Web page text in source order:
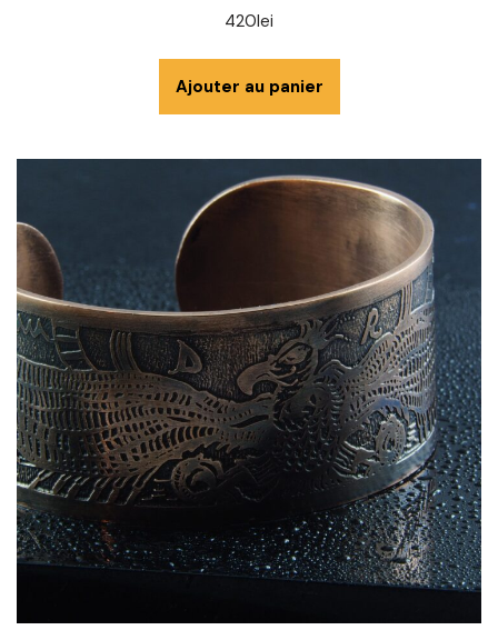
420lei
Ajouter au panier